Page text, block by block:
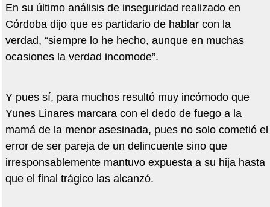
En su último análisis de inseguridad realizado en
Córdoba dijo que es partidario de hablar con la
verdad, “siempre lo he hecho, aunque en muchas
ocasiones la verdad incomode”.
Y pues sí, para muchos resultó muy incómodo que
Yunes Linares marcara con el dedo de fuego a la
mamá de la menor asesinada, pues no solo cometió el
error de ser pareja de un delincuente sino que
irresponsablemente mantuvo expuesta a su hija hasta
que el final trágico las alcanzó.